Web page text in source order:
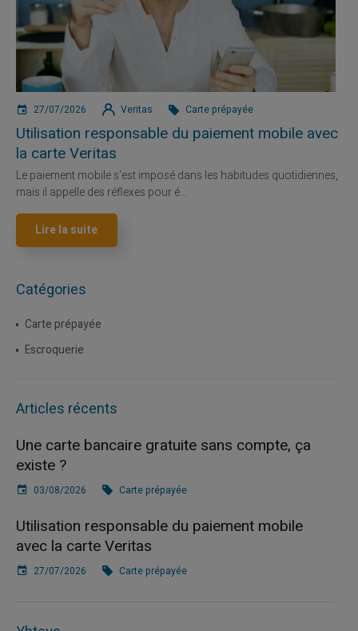
27/07/2026 Veritas Carte prépayée
Utilisation responsable du paiement mobile avec
la carte Veritas
Le paiement mobile s'est imposé dans les habitudes quotidiennes,
mais il appelle des réflexes pour é...
Lire la suite
Catégories
Carte prépayée
Escroquerie
Articles récents
Une carte bancaire gratuite sans compte, ça
existe ?
03/08/2026 Carte prépayée
Utilisation responsable du paiement mobile
avec la carte Veritas
27/07/2026 Carte prépayée